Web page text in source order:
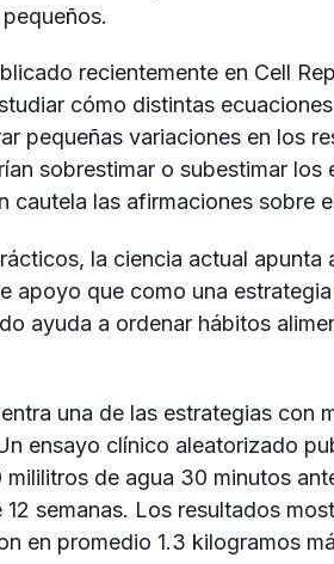
recientemente en Cell
cómo distintas
pequeñas variaciones en los
sobrestimar o subestimar
cautela las afirmaciones sobre
la ciencia actual
apoyo que como una
ayuda a ordenar hábitos
una de las estrategias con
ensayo clínico aleatorizado
mililitros de agua 30 minutos
semanas. Los resultados
en promedio 1.3 kilogramos